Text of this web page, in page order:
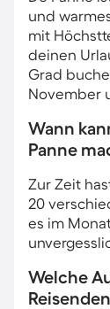
und
mit
deinen
Grad
November
Wann
Panne
Zur Zeit
20
es im
Welche